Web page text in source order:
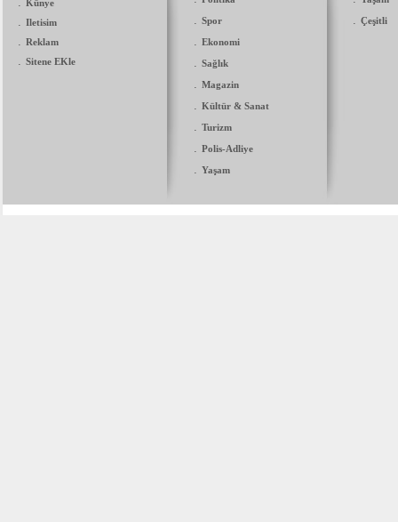
Künye
. Iletisim
. Reklam
. Sitene EKle
. Spor
. Ekonomi
. Sağlık
. Magazin
. Kültür & Sanat
. Turizm
. Polis-Adliye
. Yaşam
. Çeşitli